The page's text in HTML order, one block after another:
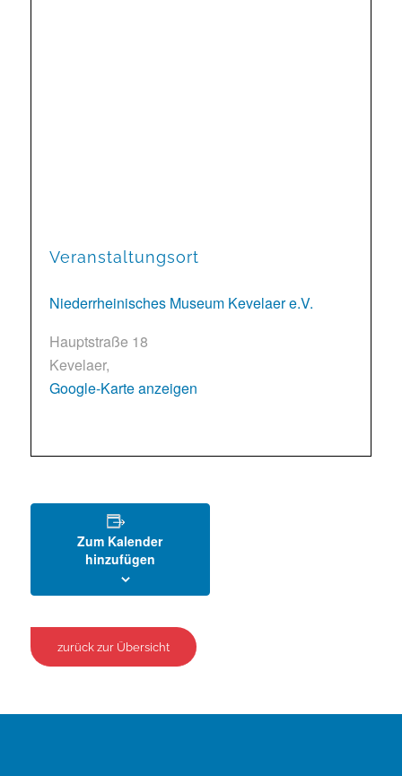
Veranstaltungsort
Niederrheinisches Museum Kevelaer e.V.
Hauptstraße 18
Kevelaer,
Google-Karte anzeigen
Zum Kalender
hinzufügen
zurück zur Übersicht